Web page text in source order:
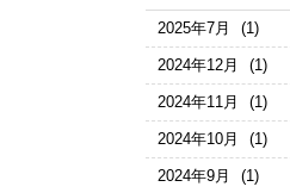
2025年7月 (1)
2024年12月 (1)
2024年11月 (1)
2024年10月 (1)
2024年9月 (1)